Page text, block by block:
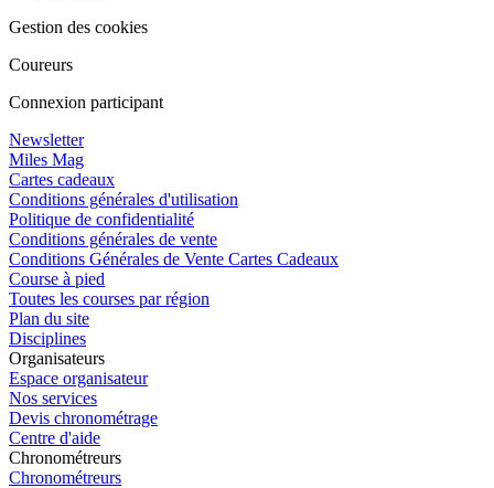
Gestion des cookies
Coureurs
Connexion participant
Newsletter
Miles Mag
Cartes cadeaux
Conditions générales d'utilisation
Politique de confidentialité
Conditions générales de vente
Conditions Générales de Vente Cartes Cadeaux
Course à pied
Toutes les courses par région
Plan du site
Disciplines
Organisateurs
Espace organisateur
Nos services
Devis chronométrage
Centre d'aide
Chronométreurs
Chronométreurs